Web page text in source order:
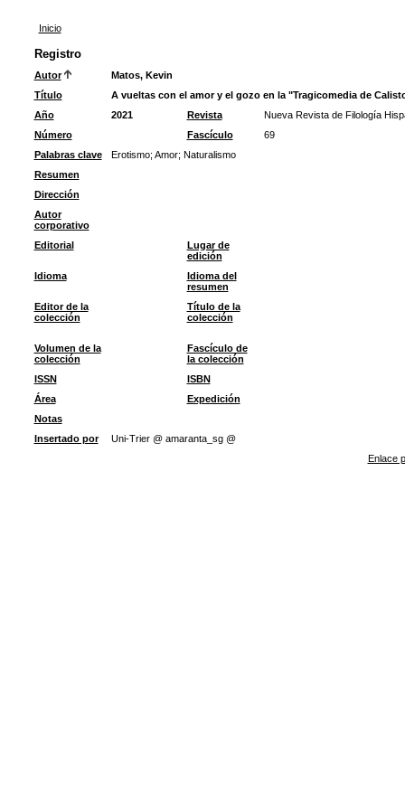
Inicio
Registro
Autor
Matos, Kevin
Título
A vueltas con el amor y el gozo en la "Tragicomedia de
Año
2021 Revista
Nueva Revista de Filología
Número
Fascículo
69
Palabras clave
Erotismo; Amor; Naturalismo
Resumen
Dirección
Autor
corporativo
Editorial
Lugar de
edición
Idioma
Idioma del
resumen
Editor de la
colección
Título de la
colección
Volumen de la
colección
Fascículo de
la colección
ISSN
ISBN
Área
Expedición
Notas
Insertado por
Uni-Trier @ amaranta_sg @
Enlace